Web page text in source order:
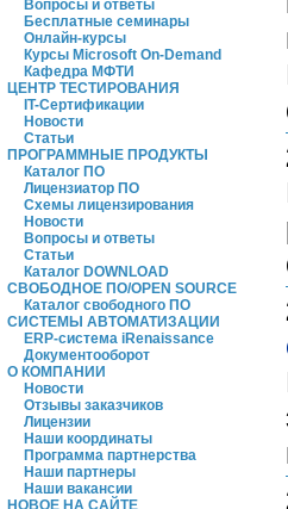
Вопросы и ответы
Бесплатные семинары
Онлайн-курсы
Курсы Microsoft On-Demand
Кафедра МФТИ
ЦЕНТР ТЕСТИРОВАНИЯ
IT-Сертификации
Новости
Статьи
ПРОГРАММНЫЕ ПРОДУКТЫ
Каталог ПО
Лицензиатор ПО
Схемы лицензирования
Новости
Вопросы и ответы
Статьи
Каталог DOWNLOAD
СВОБОДНОЕ ПО/OPEN SOURCE
Каталог свободного ПО
СИСТЕМЫ АВТОМАТИЗАЦИИ
ERP-система iRenaissance
Документооборот
О КОМПАНИИ
Новости
Отзывы заказчиков
Лицензии
Наши координаты
Программа партнерства
Наши партнеры
Наши вакансии
НОВОЕ НА САЙТЕ